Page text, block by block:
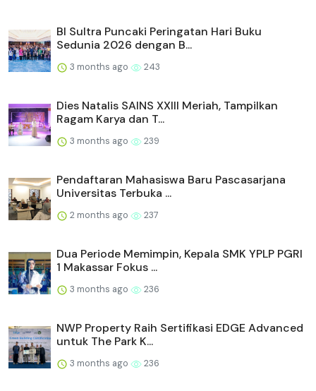
BI Sultra Puncaki Peringatan Hari Buku
Sedunia 2026 dengan B...
3 months ago 243
Dies Natalis SAINS XXIII Meriah, Tampilkan
Ragam Karya dan T...
3 months ago 239
Pendaftaran Mahasiswa Baru Pascasarjana
Universitas Terbuka ...
2 months ago 237
Dua Periode Memimpin, Kepala SMK YPLP PGRI
1 Makassar Fokus ...
3 months ago 236
NWP Property Raih Sertifikasi EDGE Advanced
untuk The Park K...
3 months ago 236